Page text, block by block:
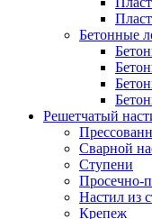
Бетонные
Решетчатый
Сварной
Ступени
Просечно-
Настил из
Крепеж